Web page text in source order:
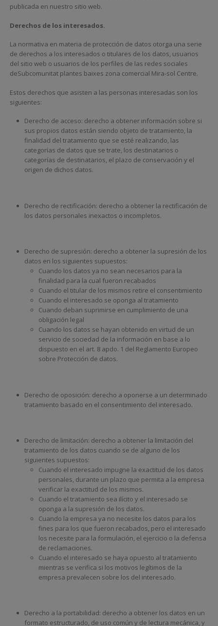
publicada en nuestro sitio web.
Derechos de los interesados.
La normativa en materia de protección de datos otorga una serie
de derechos a los interesados o titulares de los datos, usuarios
del sitio web o usuarios de los perfiles de las redes sociales
deSubcomunitat plantes baixes zona comercial Mira-sol Centre.
Estos derechos que asisten a las personas interesadas son los
siguientes:
Derecho de acceso: derecho a obtener información sobre si
sus propios datos están siendo objeto de tratamiento, la
finalidad del tratamiento que se esté realizando, las
categorías de datos que se trate, los destinatarios o
categorías de destinatarios, el plazo de conservación y el
origen de dichos datos.
Derecho de rectificación: derecho a obtener la rectificación de
los datos personales inexactos o incompletos.
Derecho de supresión: derecho a obtener la supresión de los
datos en los siguientes supuestos:
Cuando los datos ya no sean necesarios para la
finalidad para la cual fueron recabados
Cuando el titular de los mismos retire el consentimiento
Cuando el interesado se oponga al tratamiento
Cuando deban suprimirse en cumplimiento de una
obligación legal
Cuando los datos se hayan obtenido en virtud de un
servicio de sociedad de la información en base a lo
dispuesto en el art. 8 apdo. 1 del Reglamento Europeo
sobre Protección de datos.
Derecho de oposición: derecho a oponerse a un determinado
tratamiento basado en el consentimiento del interesado.
Derecho de limitación: derecho a obtener la limitación del
tratamiento de los datos cuando se de alguno de los
siguientes supuestos:
Cuando el interesado impugne la exactitud de los datos
personales, durante un plazo que permita a la empresa
verificar la exactitud de los mismos.
Cuando el tratamiento sea ilícito y el interesado se
oponga a la supresión de los datos.
Cuando la empresa ya no necesite los datos para los
fines para los que fueron recabados, pero el interesado
los necesite para la formulación, el ejercicio o la defensa
de reclamaciones.
Cuando el interesado se haya opuesto al tratamiento
mientras se verifica si los motivos legítimos de la
empresa prevalecen sobre los del interesado.
Derecho a la portabilidad: derecho a obtener los datos en un
formato estructurado, de uso común y de lectura mecánica, y